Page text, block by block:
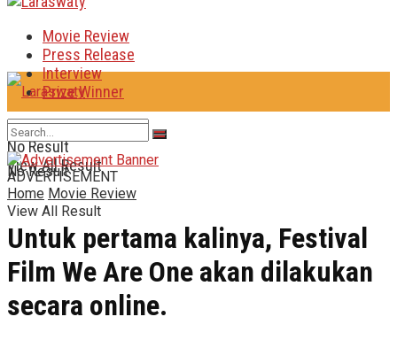
Movie Review
Press Release
Interview
Prize Winner
No Result
View All Result
No Result
View All Result
ADVERTISEMENT
Home Movie Review
Untuk pertama kalinya, Festival
Film We Are One akan dilakukan
secara online.